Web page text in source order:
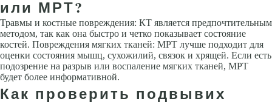
или МРТ?
Травмы и костные повреждения: КТ является предпочтительным
методом, так как она быстро и четко показывает состояние
костей. Повреждения мягких тканей: МРТ лучше подходит для
оценки состояния мышц, сухожилий, связок и хрящей. Если есть
подозрение на разрыв или воспаление мягких тканей, МРТ
будет более информативной.
Как проверить подвывих